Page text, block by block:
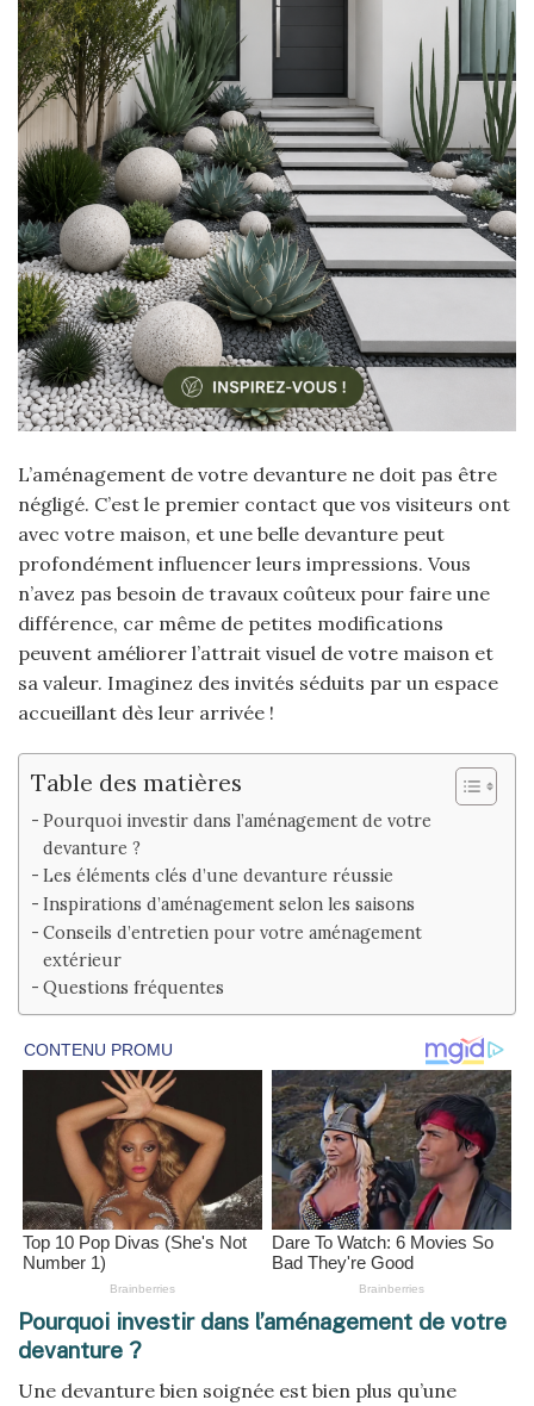
L’aménagement de votre devanture ne doit pas être
négligé. C’est le premier contact que vos visiteurs ont
avec votre maison, et une belle devanture peut
profondément influencer leurs impressions. Vous
n’avez pas besoin de travaux coûteux pour faire une
différence, car même de petites modifications
peuvent améliorer l’attrait visuel de votre maison et
sa valeur. Imaginez des invités séduits par un espace
accueillant dès leur arrivée !
Table des matières
Pourquoi investir dans l’aménagement de votre
devanture ?
Les éléments clés d’une devanture réussie
Inspirations d’aménagement selon les saisons
Conseils d’entretien pour votre aménagement
extérieur
Questions fréquentes
Pourquoi investir dans l’aménagement de votre
devanture ?
Une devanture bien soignée est bien plus qu’une